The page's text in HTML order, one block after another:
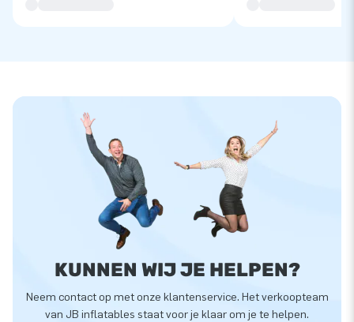
KUNNEN WIJ JE HELPEN?
Neem contact op met onze klantenservice. Het verkoopteam
van JB inflatables staat voor je klaar om je te helpen.